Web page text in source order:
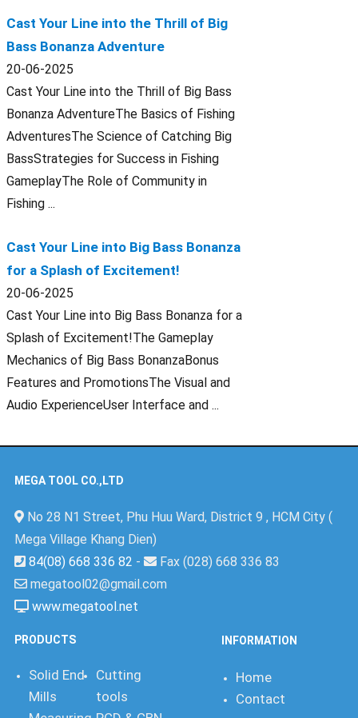
Cast Your Line into the Thrill of Big
Bass Bonanza Adventure
20-06-2025
Cast Your Line into the Thrill of Big Bass
Bonanza AdventureThe Basics of Fishing
AdventuresThe Science of Catching Big
BassStrategies for Success in Fishing
GameplayThe Role of Community in
Fishing ...
Cast Your Line into Big Bass Bonanza
for a Splash of Excitement!
20-06-2025
Cast Your Line into Big Bass Bonanza for a
Splash of Excitement!The Gameplay
Mechanics of Big Bass BonanzaBonus
Features and PromotionsThe Visual and
Audio ExperienceUser Interface and ...
MEGA TOOL CO.,LTD
No 28 N1 Street, Phu Huu Ward, District 9 , HCM City (
Mega Village Khang Dien)
84(08) 668 336 82 -
Fax (028) 668 336 83
megatool02@gmail.com
www.megatool.net
PRODUCTS
Solid End
Mills
Cutting
tools
INFORMATION
Home
Contact